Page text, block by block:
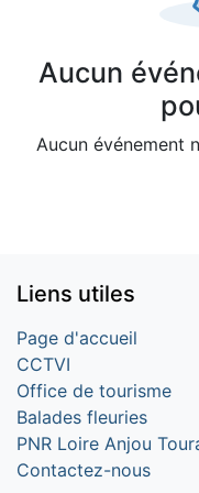
Aucun
Aucun événement
Liens utiles
Page d'accueil
CCTVI
Office de tourisme
Balades fleuries
PNR Loire Anjou
Contactez-nous